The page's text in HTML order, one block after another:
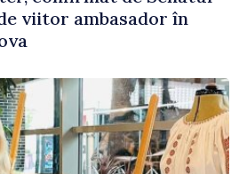
viitor ambasador în